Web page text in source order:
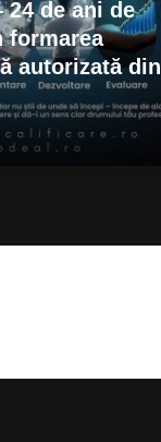
de ani de
formarea
autorizată din